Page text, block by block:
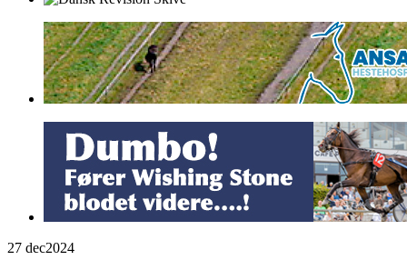
27 dec2024